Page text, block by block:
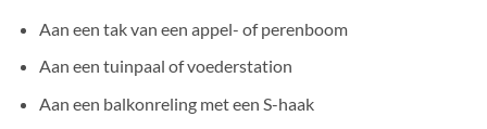
Aan een tak van een appel- of perenboom
Aan een tuinpaal of voederstation
Aan een balkonreling met een S-haak